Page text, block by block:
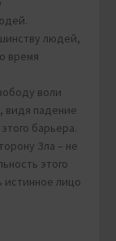
людей,
время
воли
видя падение
барьера.
Зла – не
этого
истинное лицо